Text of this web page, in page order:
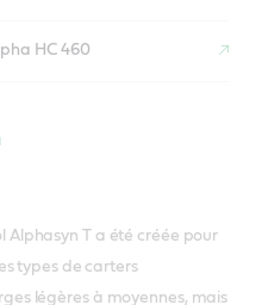
HC 460
Alphasyn T a été créée pour
types de carters
légères à moyennes, mais